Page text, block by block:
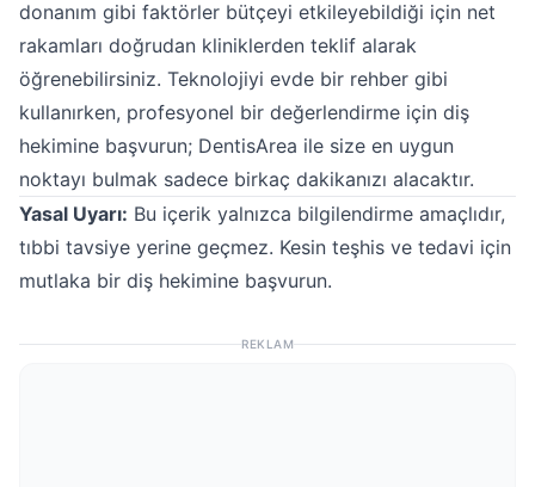
donanım gibi faktörler bütçeyi etkileyebildiği için net
rakamları doğrudan kliniklerden teklif alarak
öğrenebilirsiniz. Teknolojiyi evde bir rehber gibi
kullanırken, profesyonel bir değerlendirme için diş
hekimine başvurun; DentisArea ile size en uygun
noktayı bulmak sadece birkaç dakikanızı alacaktır.
Yasal Uyarı: Bu içerik yalnızca bilgilendirme amaçlıdır,
tıbbi tavsiye yerine geçmez. Kesin teşhis ve tedavi için
mutlaka bir diş hekimine başvurun.
REKLAM